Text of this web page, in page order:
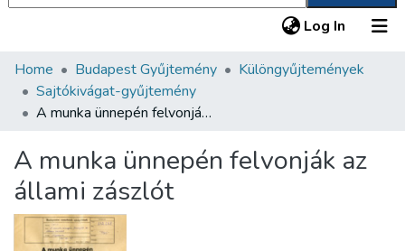
Log In (current)
Communities & Collections
All of DSpace
About us
Home Budapest Gyűjtemény
Különgyűjtemények
Sajtókivágat-gyűjtemény
A munka ünnepén felvonják az állami zászlót
A munka ünnepén felvonják az
állami zászlót